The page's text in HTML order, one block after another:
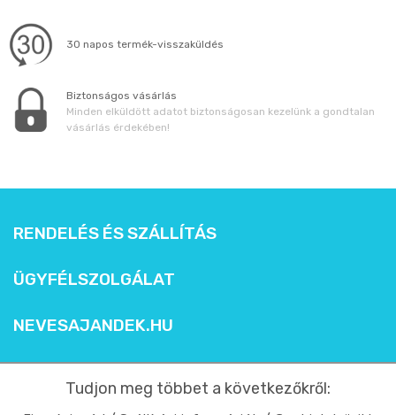
30 napos termék-visszaküldés
Biztonságos vásárlás
Minden elküldött adatot biztonságosan kezelünk a gondtalan
vásárlás érdekében!
RENDELÉS ÉS SZÁLLÍTÁS
ÜGYFÉLSZOLGÁLAT
NEVESAJANDEK.HU
Tudjon meg többet a következőkről: